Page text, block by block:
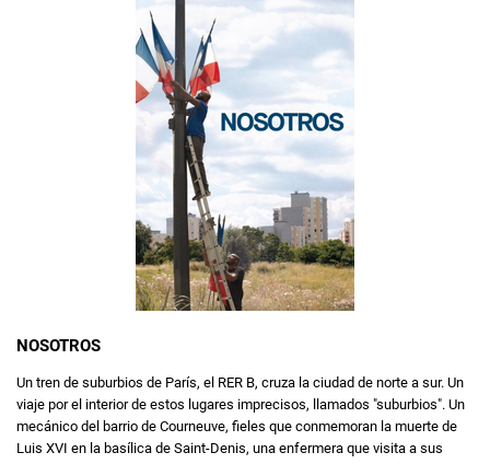
NOSOTROS
Un tren de suburbios de París, el RER B, cruza la ciudad de norte a sur. Un
viaje por el interior de estos lugares imprecisos, llamados "suburbios". Un
mecánico del barrio de Courneuve, fieles que conmemoran la muerte de
Luis XVI en la basílica de Saint-Denis, una enfermera que visita a sus